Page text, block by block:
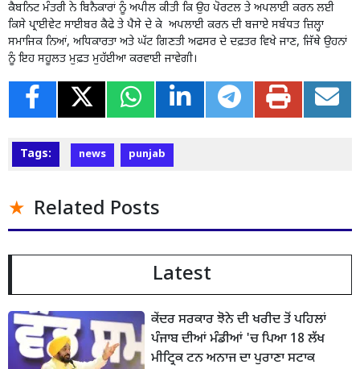
ਕੈਬਨਿਟ ਮੰਤਰੀ ਨੇ ਬਿਨੈਕਾਰਾਂ ਨੂੰ ਅਪੀਲ ਕੀਤੀ ਕਿ ਉਹ ਪੋਰਟਲ ਤੇ ਅਪਲਾਈ ਕਰਨ ਲਈ
ਕਿਸੇ ਪ੍ਰਾਈਵੇਟ ਸਾਈਬਰ ਕੈਫੇ ਤੇ ਪੈਸੇ ਦੇ ਕੇ ਅਪਲਾਈ ਕਰਨ ਦੀ ਬਜਾਏ ਸਬੰਧਤ ਜ਼ਿਲ੍ਹਾ
ਸਮਾਜਿਕ ਨਿਆਂ, ਅਧਿਕਾਰਤਾ ਅਤੇ ਘੱਟ ਗਿਣਤੀ ਅਫਸਰ ਦੇ ਦਫ਼ਤਰ ਵਿਖੇ ਜਾਣ, ਜਿੱਥੇ ਉਹਨਾਂ
ਨੂੰ ਇਹ ਸਹੂਲਤ ਮੁਫ਼ਤ ਮੁਹੱਈਆ ਕਰਵਾਈ ਜਾਵੇਗੀ।
Tags: news punjab
Related Posts
Latest
ਕੇਂਦਰ ਸਰਕਾਰ ਝੋਨੇ ਦੀ ਖਰੀਦ ਤੋਂ ਪਹਿਲਾਂ
ਪੰਜਾਬ ਦੀਆਂ ਮੰਡੀਆਂ 'ਚ ਪਿਆ 18 ਲੱਖ
ਮੀਟ੍ਰਿਕ ਟਨ ਅਨਾਜ ਦਾ ਪੁਰਾਣਾ ਸਟਾਕ